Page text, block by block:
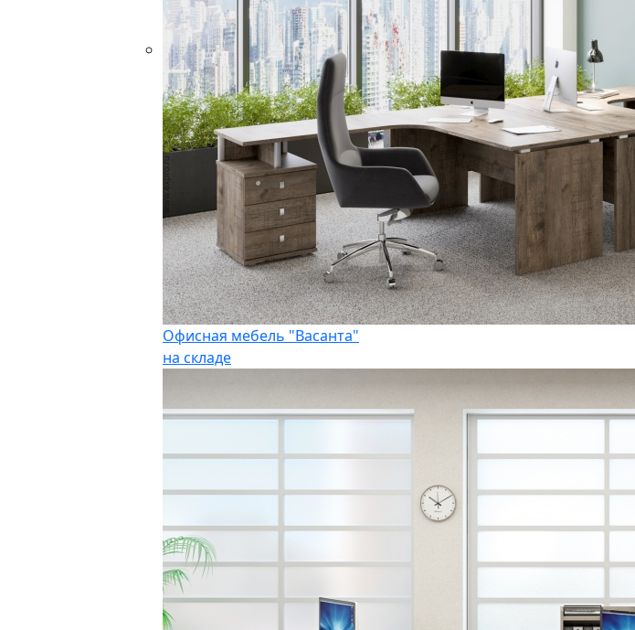
Офисная мебель "Васанта"
на складе